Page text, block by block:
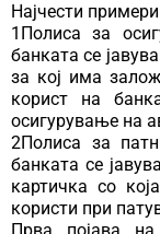
Најчести
1Полиса за
банката се
за кој има
корист на
осигурување на
2Полиса за
банката се
картичка со
користи при